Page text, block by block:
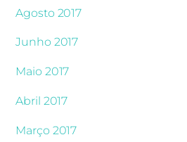
Agosto 2017
Junho 2017
Maio 2017
Abril 2017
Março 2017